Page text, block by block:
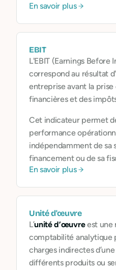
En savoir plus
EBIT
L'EBIT (Earnings Before
correspond au résultat
entreprise avant la
financières et des
Cet indicateur permet
performance
indépendamment de sa
financement ou de sa
En savoir plus
Unité d'œuvre
L’unité d’œuvreest une
comptabilité analytique
charges indirectes
différents produits ou